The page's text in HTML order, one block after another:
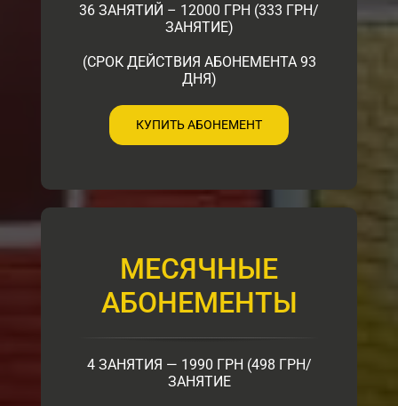
36 ЗАНЯТИЙ – 12000 ГРН (333 ГРН/
ЗАНЯТИЕ)
(СРОК ДЕЙСТВИЯ АБОНЕМЕНТА 93
ДНЯ)
КУПИТЬ АБОНЕМЕНТ
МЕСЯЧНЫЕ
АБОНЕМЕНТЫ
4 ЗАНЯТИЯ — 1990 ГРН (498 ГРН/
ЗАНЯТИЕ